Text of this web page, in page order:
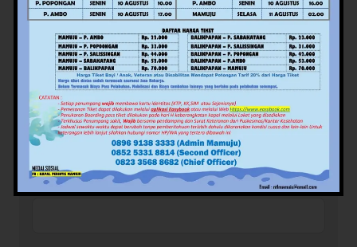
Nama*
Email*